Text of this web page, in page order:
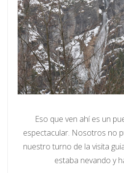
Eso que ven ahí es un
espectacular. Nosotros no
nuestro turno de la visita
estaba nevando y